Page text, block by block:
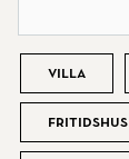
Bostadstyp
Villa
Fritidshus